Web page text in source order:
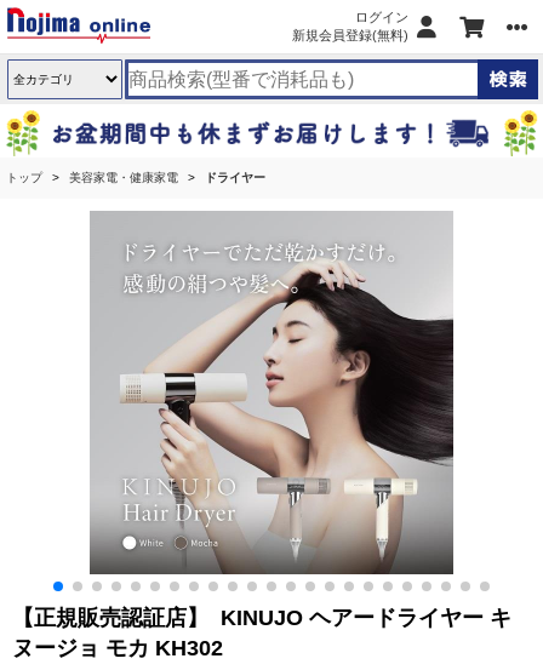
ログイン
新規会員登録(無料)
トップ 美容家電・健康家電 ドライヤー
【正規販売認証店】 KINUJO ヘアードライヤー キ
ヌージョ モカ KH302